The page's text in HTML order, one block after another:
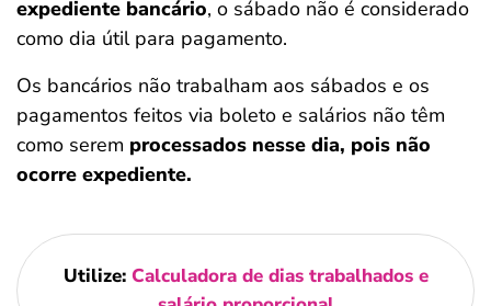
expediente bancário, o sábado não é considerado
como dia útil para pagamento.
Os bancários não trabalham aos sábados e os
pagamentos feitos via boleto e salários não têm
como serem processados nesse dia, pois não
ocorre expediente.
Utilize: Calculadora de dias trabalhados e